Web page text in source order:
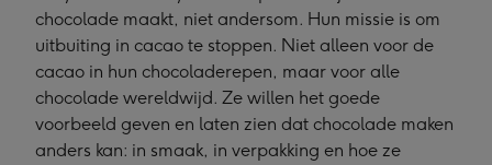
chocolade maakt, niet andersom. Hun missie is om
uitbuiting in cacao te stoppen. Niet alleen voor de
cacao in hun chocoladerepen, maar voor alle
chocolade wereldwijd. Ze willen het goede
voorbeeld geven en laten zien dat chocolade maken
anders kan: in smaak, in verpakking en hoe ze